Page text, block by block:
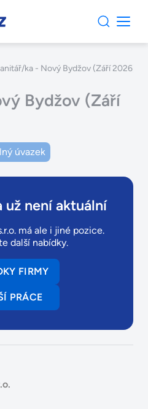
ka - Nový Bydžov (Září 2026)
Bydžov (Září
úvazek
už není aktuální
má ale i jiné pozice.
další nabídky.
FIRMY
PRÁCE